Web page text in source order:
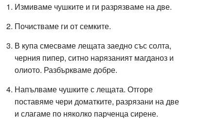
Измиваме чушките и ги разрязваме на две.
Почистваме ги от семките.
В купа смесваме лещата заедно със солта,
черния пипер, ситно нарязаният магданоз и
олиото. Разбъркваме добре.
Напълваме чушките с лещата. Отгоре
поставяме чери доматките, разрязани на две
и слагаме по няколко парченца сирене.